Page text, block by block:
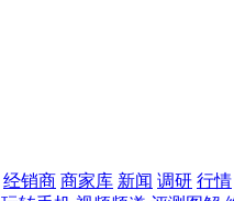
经销商 商家库 新闻 调研 行情